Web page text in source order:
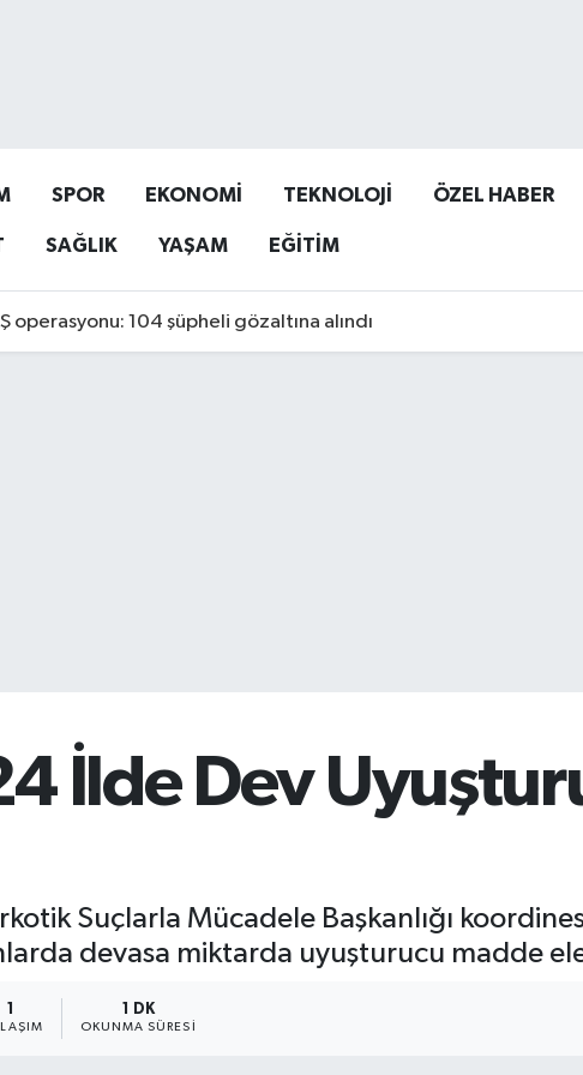
SPOR EKONOMİ TEKNOLOJİ ÖZEL HABER
SAĞLIK YAŞAM EĞİTİM
operasyonu: 104 şüpheli gözaltına alındı
İlde Dev
Suçlarla Mücadele Başkanlığı
devasa miktarda uyuşturucu madde
1 DK
OKUNMA SÜRESI